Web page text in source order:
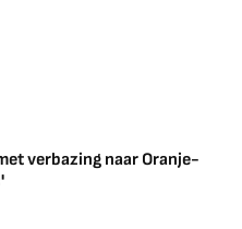
verbazing naar Oranje-